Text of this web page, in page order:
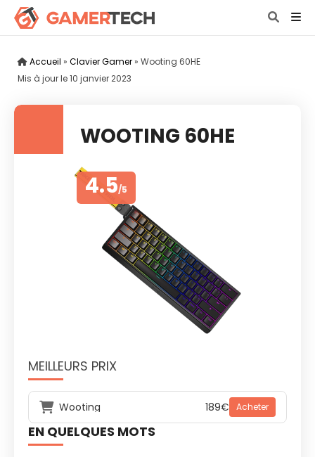
Accueil » Clavier Gamer» Wooting 60HE
Mis à jour le10 janvier 2023
WOOTING 60HE
4.5/5
MEILLEURS PRIX
Wooting 189€ Acheter
EN QUELQUES MOTS